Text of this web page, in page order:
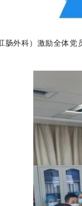
外科）激励全体党